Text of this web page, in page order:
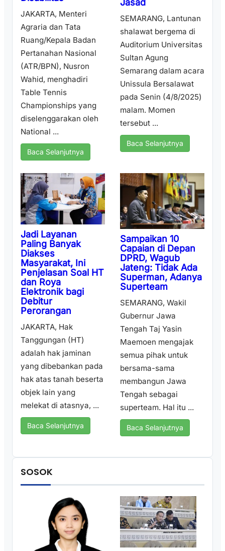
JAKARTA, Menteri
Agraria dan Tata
Ruang/Kepala Badan
Pertanahan Nasional
(ATR/BPN), Nusron
Wahid, menghadiri
Table Tennis
Championships yang
diselenggarakan oleh
National ...
Baca Selanjutnya
Jasad
SEMARANG, Lantunan
shalawat bergema di
Auditorium Universitas
Sultan Agung
Semarang dalam acara
Unissula Bersalawat
pada Senin (4/8/2025)
malam. Momen
tersebut ...
Baca Selanjutnya
Jadi Layanan
Paling Banyak
Diakses
Masyarakat, Ini
Penjelasan Soal HT
dan Roya
Elektronik bagi
Debitur
Perorangan
JAKARTA, Hak
Tanggungan (HT)
adalah hak jaminan
yang dibebankan pada
hak atas tanah beserta
objek lain yang
melekat di atasnya, ...
Baca Selanjutnya
Sampaikan 10
Capaian di Depan
DPRD, Wagub
Jateng: Tidak Ada
Superman, Adanya
Superteam
SEMARANG, Wakil
Gubernur Jawa
Tengah Taj Yasin
Maemoen mengajak
semua pihak untuk
bersama-sama
membangun Jawa
Tengah sebagai
superteam. Hal itu ...
Baca Selanjutnya
SOSOK